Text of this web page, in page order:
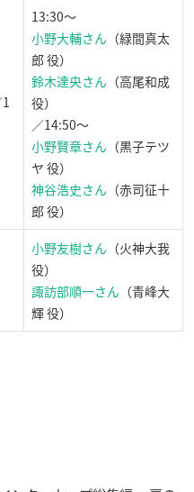
13:30〜
小野大輔さん （緑間真太
郎 役）
鈴木達央さん （高尾和成
役）
／14:50〜
小野賢章さん （黒子テツ
ヤ 役）
神谷浩史さん （赤司征十
郎 役）
小野友樹さん （火神大我
役）
諏訪部順一さん （青峰大
輝 役）